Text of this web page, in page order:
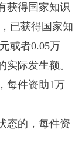
获得国家知识
已获得国家知
或者0.05万
际发生额。
每件资助1万
态的，每件资